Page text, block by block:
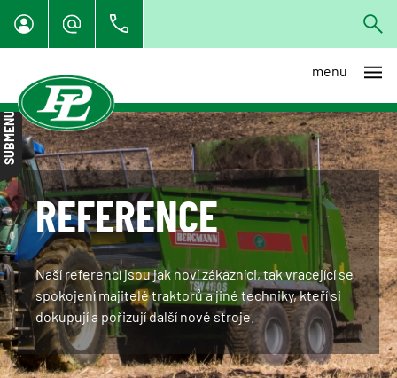
menu
REFERENCE
Naší referencí jsou jak noví zákazníci, tak vracející se
spokojení majitelé traktorů a jiné techniky, kteří si
dokupují a pořizují další nové stroje.
SUBMENU
Vše
Zemědělská technika
Agrobazar
Navigace
Traktory
Stroje pro zpracování půdy
a kultivaci
Secí stroje
Sběrač kamenů
Sklízecí mlátičky